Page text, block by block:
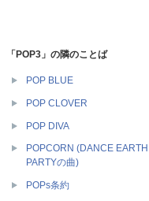
「POP3」の隣のことば
POP BLUE
POP CLOVER
POP DIVA
POPCORN (DANCE EARTH
PARTYの曲)
POPs条約